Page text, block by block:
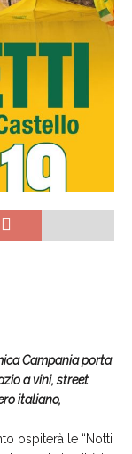
Campania porta
a vini, street
italiano,
ospiterà le “Notti